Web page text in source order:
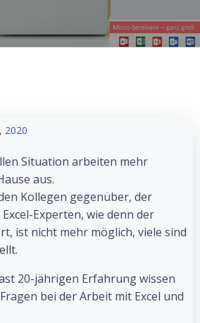
2020
Situation arbeiten mehr
aus.
Kollegen gegenüber, der
Experten, wie denn der
ist nicht mehr möglich, viele sind
20-jährigen Erfahrung wissen
bei der Arbeit mit Excel und